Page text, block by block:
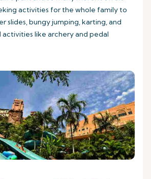
activities for the whole family to
slides, bungy jumping, karting, and
like archery and pedal